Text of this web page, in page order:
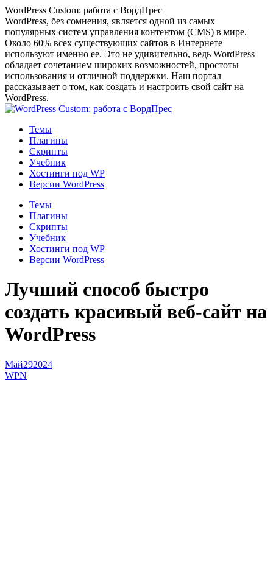
Перейти
к
содержанию
WordPress Custom: работа с ВордПрес
WordPress, без сомнения, является одной из самых
популярных систем управления контентом (CMS) в мире.
Около 60% всех существующих сайтов в Интернете
используют именно ее. Это не удивительно, ведь WordPress
обладает сочетанием широких возможностей, простоты
использования и отличной поддержки. Наш портал
рассказывает о том, как создать и настроить свой сайт на
WordPress.
Темы
Плагины
Скрипты
Учебник
Хостинги под WP
Версии WordPress
Темы
Плагины
Скрипты
Учебник
Хостинги под WP
Версии WordPress
Лучший способ быстро
создать красивый веб-сайт на
WordPress
Май292024
WPN